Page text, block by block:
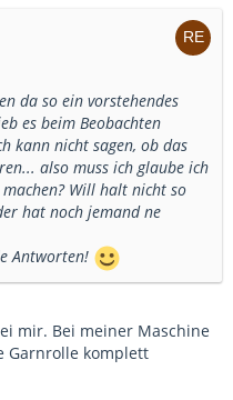
da so ein vorstehendes
es beim Beobachten
kann nicht sagen, ob das
also muss ich glaube ich
Will halt nicht so
hat noch jemand ne
Antworten!
mir. Bei meiner Maschine
Garnrolle komplett